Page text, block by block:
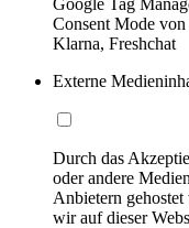
Consent Mode
Klarna, Freshchat
Externe
Durch das
oder andere
Anbietern
wir auf dieser